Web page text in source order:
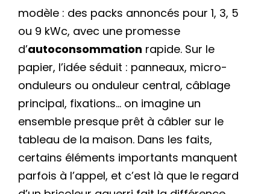
modèle : des packs annoncés pour 1, 3, 5
ou 9 kWc, avec une promesse
d’autoconsommation rapide. Sur le
papier, l’idée séduit : panneaux, micro-
onduleurs ou onduleur central, câblage
principal, fixations… on imagine un
ensemble presque prêt à câbler sur le
tableau de la maison. Dans les faits,
certains éléments importants manquent
parfois à l’appel, et c’est là que le regard